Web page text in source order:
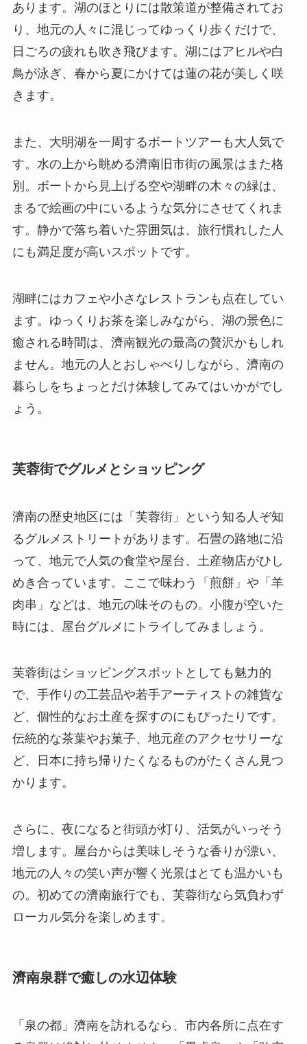
あります。湖のほとりには散策道が整備されてお
り、地元の人々に混じってゆっくり歩くだけで、
日ごろの疲れも吹き飛びます。湖にはアヒルや白
鳥が泳ぎ、春から夏にかけては蓮の花が美しく咲
きます。
また、大明湖を一周するボートツアーも大人気で
す。水の上から眺める濟南旧市街の風景はまた格
別。ボートから見上げる空や湖畔の木々の緑は、
まるで絵画の中にいるような気分にさせてくれま
す。静かで落ち着いた雰囲気は、旅行慣れした人
にも満足度が高いスポットです。
湖畔にはカフェや小さなレストランも点在してい
ます。ゆっくりお茶を楽しみながら、湖の景色に
癒される時間は、濟南観光の最高の贅沢かもしれ
ません。地元の人とおしゃべりしながら、濟南の
暮らしをちょっとだけ体験してみてはいかがでし
ょう。
芙蓉街でグルメとショッピング
濟南の歴史地区には「芙蓉街」という知る人ぞ知
るグルメストリートがあります。石畳の路地に沿
って、地元で人気の食堂や屋台、土産物店がひし
めき合っています。ここで味わう「煎餅」や「羊
肉串」などは、地元の味そのもの。小腹が空いた
時には、屋台グルメにトライしてみましょう。
芙蓉街はショッピングスポットとしても魅力的
で、手作りの工芸品や若手アーティストの雑貨な
ど、個性的なお土産を探すのにもぴったりです。
伝統的な茶葉やお菓子、地元産のアクセサリーな
ど、日本に持ち帰りたくなるものがたくさん見つ
かります。
さらに、夜になると街頭が灯り、活気がいっそう
増します。屋台からは美味しそうな香りが漂い、
地元の人々の笑い声が響く光景はとても温かいも
の。初めての濟南旅行でも、芙蓉街なら気負わず
ローカル気分を楽しめます。
濟南泉群で癒しの水辺体験
「泉の都」濟南を訪れるなら、市内各所に点在す